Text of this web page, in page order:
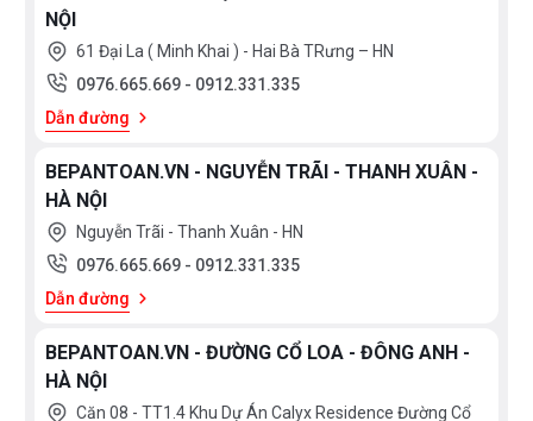
NỘI
61 Đại La ( Minh Khai ) - Hai Bà TRưng – HN
0976.665.669 - 0912.331.335
Dẫn đường
BEPANTOAN.VN - NGUYỄN TRÃI - THANH XUÂN -
HÀ NỘI
Nguyễn Trãi - Thanh Xuân - HN
0976.665.669 - 0912.331.335
Dẫn đường
BEPANTOAN.VN - ĐƯỜNG CỔ LOA - ĐÔNG ANH -
HÀ NỘI
Căn 08 - TT1.4 Khu Dự Án Calyx Residence Đường Cổ